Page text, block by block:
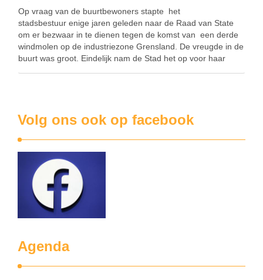
Op vraag van de buurtbewoners stapte het
stadsbestuur enige jaren geleden naar de Raad van State
om er bezwaar in te dienen tegen de komst van een derde
windmolen op de industriezone Grensland. De vreugde in de
buurt was groot. Eindelijk nam de Stad het op voor haar
Volg ons ook op facebook
Agenda